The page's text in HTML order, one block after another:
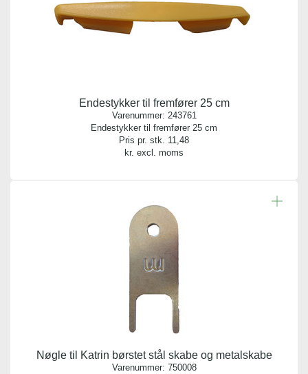
Endestykker til fremfører 25 cm
Varenummer: 243761
Endestykker til fremfører 25 cm
Pris pr. stk. 11,48
kr. excl. moms
Nøgle til Katrin børstet stål skabe og metalskabe
Varenummer: 750008